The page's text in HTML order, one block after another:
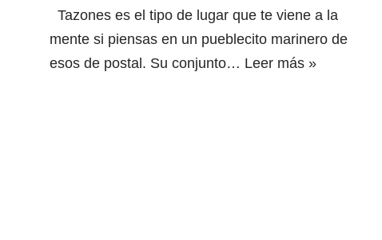
Tazones es el tipo de lugar que te viene a la
mente si piensas en un pueblecito marinero de
esos de postal. Su conjunto… Leer más »